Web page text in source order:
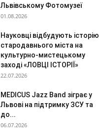
Львівському Фотомузеї
01.08.2026
Науковці відбудують історію
стародавнього міста на
культурно-мистецькому
заході «ЛОВЦІ ІСТОРІЇ»
22.07.2026
MEDICUS Jazz Band зіграє у
Львові на підтримку ЗСУ та
до...
06.07.2026